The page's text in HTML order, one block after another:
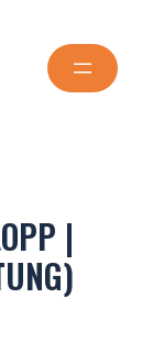
|